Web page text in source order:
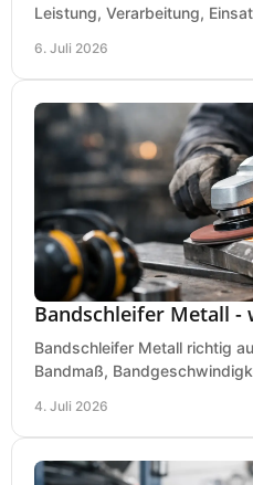
Leistung, Verarbeitung,
6. Juli 2026
Bandschleifer Metall
Bandschleifer Metall richtig
Bandmaß,
4. Juli 2026